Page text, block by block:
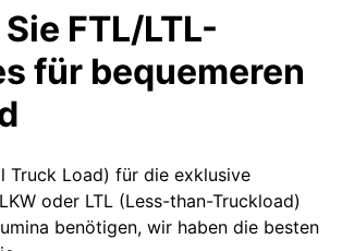
FTL/LTL-
für bequemeren
Truck Load) für die exklusive
oder LTL (Less-than-Truckload)
benötigen, wir haben die besten